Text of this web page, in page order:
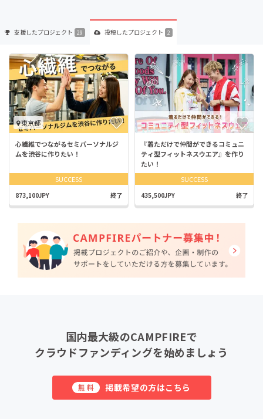
支援したプロジェクト 29 投稿したプロジェクト 2
東京都
心繊維でつながるセミパーソナルジ
ムを渋谷に作りたい！
SUCCESS
873,100JPY 終了
『着ただけで仲間ができるコミュニ
ティ型フィットネスウエア』を作り
たい！
SUCCESS
435,500JPY 終了
国内最大級のCAMPFIREで
クラウドファンディングを始めましょう
無料 掲載希望の方はこちら